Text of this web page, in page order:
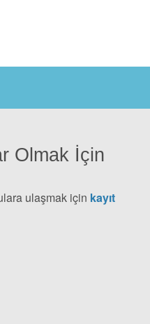
Olmak İçin
ulaşmak için kayıt